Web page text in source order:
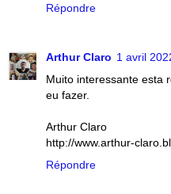
Répondre
Arthur Claro 1 avril
Muito interessante esta
eu fazer.
Arthur Claro
http://www.arthur-
Répondre